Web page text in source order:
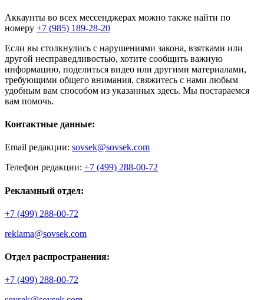
Аккаунты во всех мессенджерах можно также найти по
номеру +7 (985) 189-28-20
Если вы столкнулись с нарушениями закона, взятками или
другой несправедливостью, хотите сообщить важную
информацию, поделиться видео или другими материалами,
требующими общего внимания, свяжитесь с нами любым
удобным вам способом из указанных здесь. Мы постараемся
вам помочь.
Контактные данные:
Email редакции: sovsek@sovsek.com
Телефон редакции: +7 (499) 288-00-72
Рекламный отдел:
+7 (499) 288-00-72
reklama@sovsek.com
Отдел распространения:
+7 (499) 288-00-72